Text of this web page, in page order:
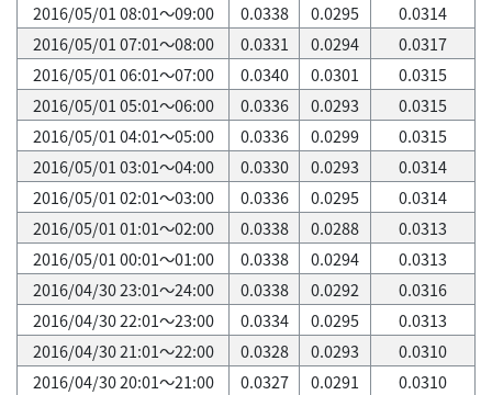
2016/05/01 08:01～09:00
0.0338 0.0295
0.0314
2016/05/01 07:01～08:00
0.0331 0.0294
0.0317
2016/05/01 06:01～07:00
0.0340 0.0301
0.0315
2016/05/01 05:01～06:00
0.0336 0.0293
0.0315
2016/05/01 04:01～05:00
0.0336 0.0299
0.0315
2016/05/01 03:01～04:00
0.0330 0.0293
0.0314
2016/05/01 02:01～03:00
0.0336 0.0295
0.0314
2016/05/01 01:01～02:00
0.0338 0.0288
0.0313
2016/05/01 00:01～01:00
0.0338 0.0294
0.0313
2016/04/30 23:01～24:00
0.0338 0.0292
0.0316
2016/04/30 22:01～23:00
0.0334 0.0295
0.0313
2016/04/30 21:01～22:00
0.0328 0.0293
0.0310
2016/04/30 20:01～21:00
0.0327 0.0291
0.0310